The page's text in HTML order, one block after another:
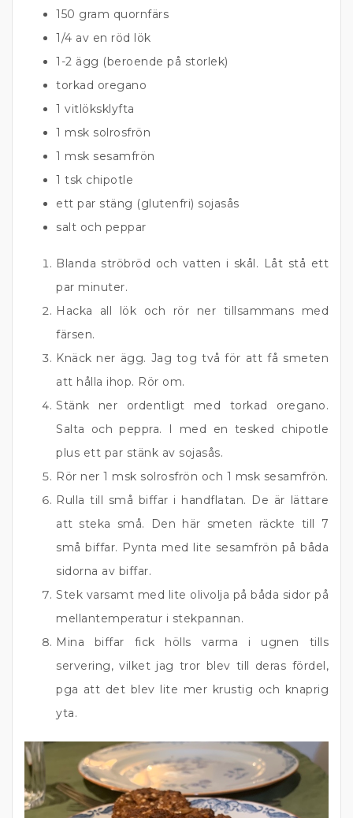
150 gram quornfärs
1/4 av en röd lök
1-2 ägg (beroende på storlek)
torkad oregano
1 vitlöksklyfta
1 msk solrosfrön
1 msk sesamfrön
1 tsk chipotle
ett par stäng (glutenfri) sojasås
salt och peppar
Blanda ströbröd och vatten i skål. Låt stå ett
par minuter.
Hacka all lök och rör ner tillsammans med
färsen.
Knäck ner ägg. Jag tog två för att få smeten
att hålla ihop. Rör om.
Stänk ner ordentligt med torkad oregano.
Salta och peppra. I med en tesked chipotle
plus ett par stänk av sojasås.
Rör ner 1 msk solrosfrön och 1 msk sesamfrön.
Rulla till små biffar i handflatan. De är lättare
att steka små. Den här smeten räckte till 7
små biffar. Pynta med lite sesamfrön på båda
sidorna av biffar.
Stek varsamt med lite olivolja på båda sidor på
mellantemperatur i stekpannan.
Mina biffar fick hölls varma i ugnen tills
servering, vilket jag tror blev till deras fördel,
pga att det blev lite mer krustig och knaprig
yta.